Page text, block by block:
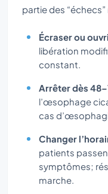
partie des “échecs”
Écraser ou
libération
constant.
Arrêter dès
l’œsophage
cas
Changer
patients
symptômes;
marche.